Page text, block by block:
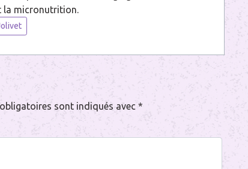
la micronutrition.
sont indiqués avec *